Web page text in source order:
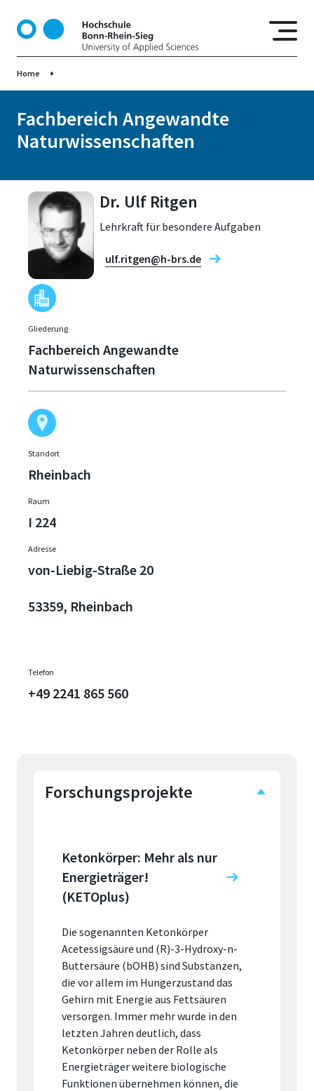
t
n
Home
Fachbereich Angewandte
Naturwissenschaften
Dr. Ulf Ritgen
Lehrkraft für besondere Aufgaben
ulf.ritgen@h-brs.de
Gliederung
Fachbereich Angewandte
Naturwissenschaften
Standort
Rheinbach
Raum
I 224
Adresse
von-Liebig-Straße 20
53359, Rheinbach
Telefon
+49 2241 865 560
Forschungsprojekte
Ketonkörper: Mehr als nur
Energieträger!
(KETOplus)
Die sogenannten Ketonkörper
Acetessigsäure und (R)-3-Hydroxy-n-
Buttersäure (bOHB) sind Substanzen,
die vor allem im Hungerzustand das
Gehirn mit Energie aus Fettsäuren
versorgen. Immer mehr wurde in den
letzten Jahren deutlich, dass
Ketonkörper neben der Rolle als
Energieträger weitere biologische
Funktionen übernehmen können, die